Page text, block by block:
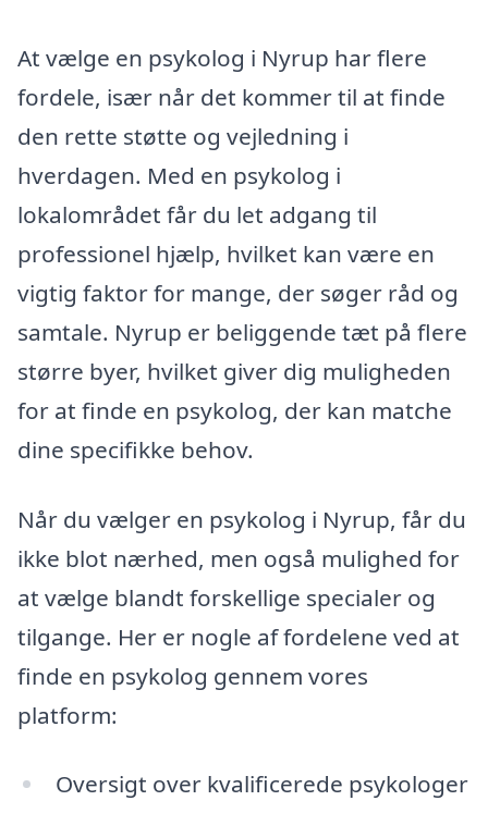
At vælge en psykolog i Nyrup har flere
fordele, især når det kommer til at finde
den rette støtte og vejledning i
hverdagen. Med en psykolog i
lokalområdet får du let adgang til
professionel hjælp, hvilket kan være en
vigtig faktor for mange, der søger råd og
samtale. Nyrup er beliggende tæt på flere
større byer, hvilket giver dig muligheden
for at finde en psykolog, der kan matche
dine specifikke behov.
Når du vælger en psykolog i Nyrup, får du
ikke blot nærhed, men også mulighed for
at vælge blandt forskellige specialer og
tilgange. Her er nogle af fordelene ved at
finde en psykolog gennem vores
platform:
Oversigt over kvalificerede psykologer